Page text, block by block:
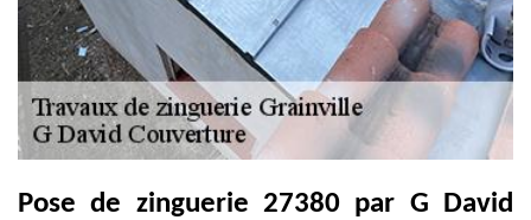
Pose de zinguerie 27380 par G David